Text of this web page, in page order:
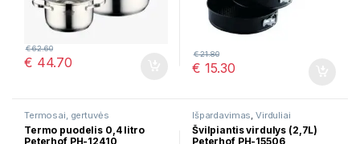
€ 44.70
€62.60
€ 15.30
€21.80
Termosai, gertuvės
Termo puodelis 0,4 litro
Peterhof PH-12410
Išpardavimas ,Virduliai
Švilpiantis virdulys (2,7L)
Peterhof PH-15506